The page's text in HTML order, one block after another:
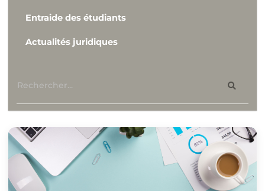
Entraide des étudiants
Actualités juridiques